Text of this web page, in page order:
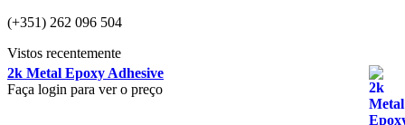
(+351) 262 096 504
Vistos recentemente
2k Metal Epoxy Adhesive
Faça login para ver o preço